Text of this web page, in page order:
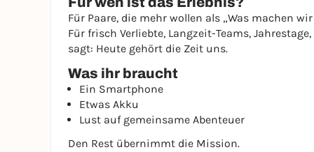
Für Paare, die mehr wollen als „Was machen wir
Für frisch Verliebte, Langzeit-Teams,
sagt: Heute gehört die Zeit uns.
Was ihr braucht
Ein Smartphone
Etwas Akku
Lust auf gemeinsame Abenteuer
Den Rest übernimmt die Mission.